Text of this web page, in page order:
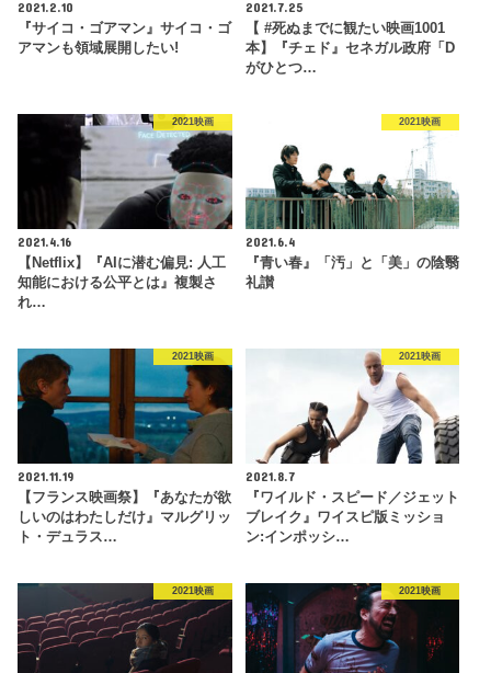
2021.2.10
『サイコ・ゴアマン』サイコ・ゴ
アマンも領域展開したい!
2021.7.25
【 #死ぬまでに観たい映画1001
本】『チェド』セネガル政府「D
がひとつ…
2021映画
2021.4.16
【Netflix】『AIに潜む偏見: 人工
知能における公平とは』複製さ
れ…
2021映画
2021.6.4
『青い春』「汚」と「美」の陰翳
礼讃
2021映画
2021.11.19
【フランス映画祭】『あなたが欲
しいのはわたしだけ』マルグリッ
ト・デュラス…
2021映画
2021.8.7
『ワイルド・スピード／ジェット
ブレイク』ワイスピ版ミッショ
ン:インポッシ…
2021映画 2021映画